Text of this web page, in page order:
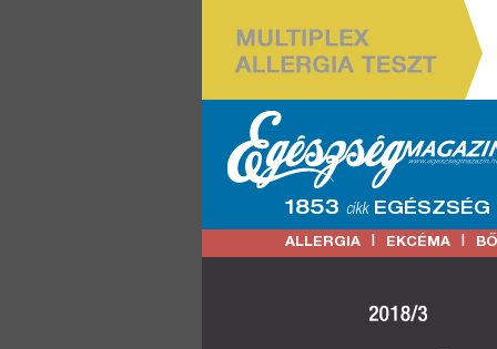
1853 cikk EGÉSZSÉG
ALLERGIA | EKCÉMA |